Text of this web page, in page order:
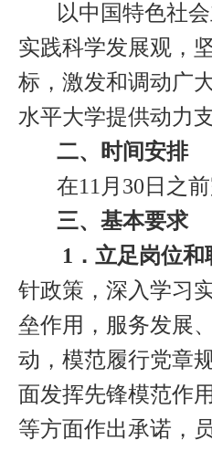
以中国特色社
实践科学发展观，
标，激发和调动广
水平大学提供动力
二、时间安排
在11 月 30 日之
三、基本要求
1 ．立足岗位和
针政策，深入学习
垒作用，服务发展
动，模范履行党章
面发挥先锋模范作
等方面作出承诺，